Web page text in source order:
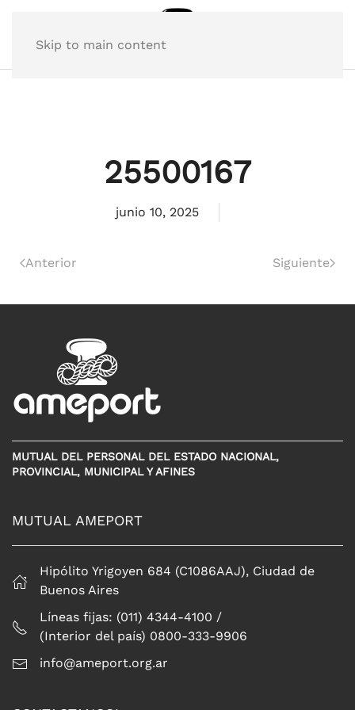
Skip to main content
25500167
junio 10, 2025
Anterior Siguiente
MUTUAL DEL PERSONAL DEL ESTADO NACIONAL,
PROVINCIAL, MUNICIPAL Y AFINES
MUTUAL AMEPORT
Hipólito Yrigoyen 684 (C1086AAJ), Ciudad de
Buenos Aires
Líneas fijas: (011) 4344-4100 /
(Interior del país) 0800-333-9906
info@ameport.org.ar